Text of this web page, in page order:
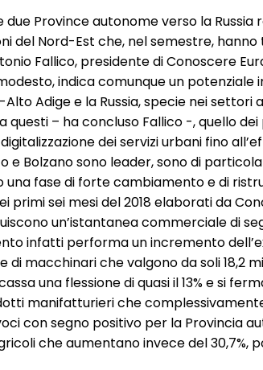
due Province autonome verso la Russia
del Nord-Est che, nel semestre, hanno
Fallico, presidente di Conoscere
indica comunque un potenziale
Adige e la Russia, specie nei
questi – ha concluso Fallico -, quello
dei servizi urbani fino
e Bolzano sono leader, sono di
una fase di forte cambiamento e di
primi sei mesi del 2018 elaborati da
un’istantanea commerciale di
infatti performa un incremento
macchinari che valgono da soli 18,2
una flessione di quasi il 13% e si
manifatturieri che
con segno positivo per la Provincia
che aumentano invece del 30,7%,